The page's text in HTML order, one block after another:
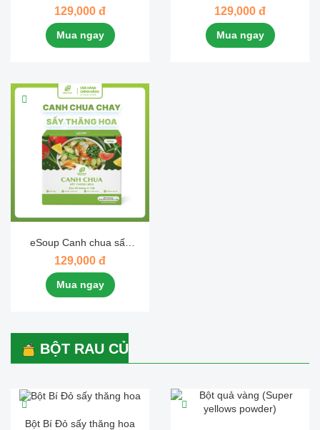
tơi sấy thăng hoa
eHerbal
129,000 đ
Mua ngay
thăng hoa eHerbal
129,000 đ
Mua ngay
eSoup Canh chua sấy
thăng hoa eHerbal
129,000 đ
Mua ngay
BỘT RAU CỦ
Bột Bí Đỏ sấy thăng hoa